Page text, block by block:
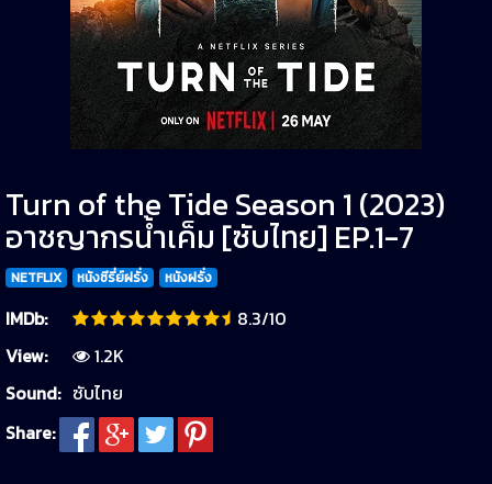
Turn of the Tide Season 1 (2023)
อาชญากรน้ำเค็ม [ซับไทย] EP.1-7
NETFLIX หนังซีรี่ย์ฝรั่ง หนังฝรั่ง
IMDb:
8.3/10
View:
1.2K
Sound: ซับไทย
Share: